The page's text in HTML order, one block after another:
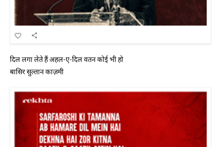
दिल लगा लेते हैं अहल-ए-दिल वतन कोई भी हो
बासिर सुल्तान काज़मी